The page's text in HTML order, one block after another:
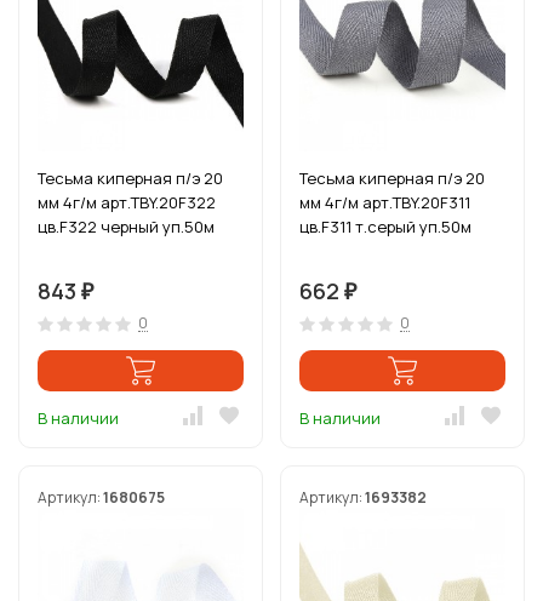
Тесьма киперная п/э 20
мм 4г/м арт.TBY.20F322
цв.F322 черный уп.50м
843 ₽
0
В наличии
Тесьма киперная п/э 20
мм 4г/м арт.TBY.20F311
цв.F311 т.серый уп.50м
662 ₽
0
В наличии
Артикул:1680675 Артикул:1693382